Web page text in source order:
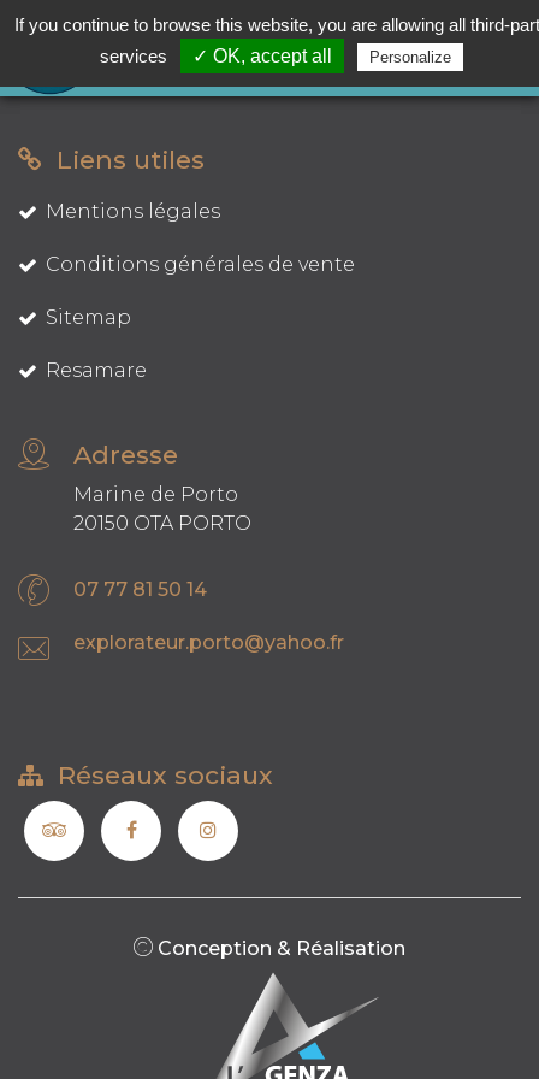
MENU
Liens utiles
Mentions légales
Conditions générales de vente
Sitemap
Resamare
Adresse
Marine de Porto
20150 OTA PORTO
07 77 81 50 14
explorateur.porto@yahoo.fr
Réseaux sociaux
Conception & Réalisation
If you continue to browse this website, you are allowing all third-
services
✓ OK, accept all Personalize